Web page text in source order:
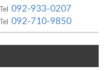
092-933-0207
092-710-9850